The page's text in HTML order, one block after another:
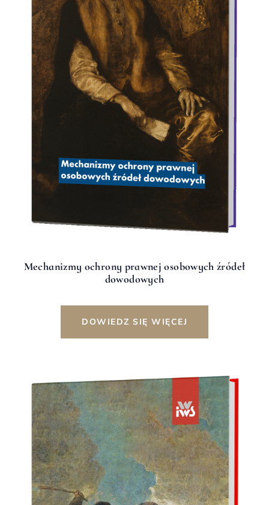
Mechanizmy ochrony prawnej osobowych źródeł
dowodowych
DOWIEDZ SIĘ WIĘCEJ